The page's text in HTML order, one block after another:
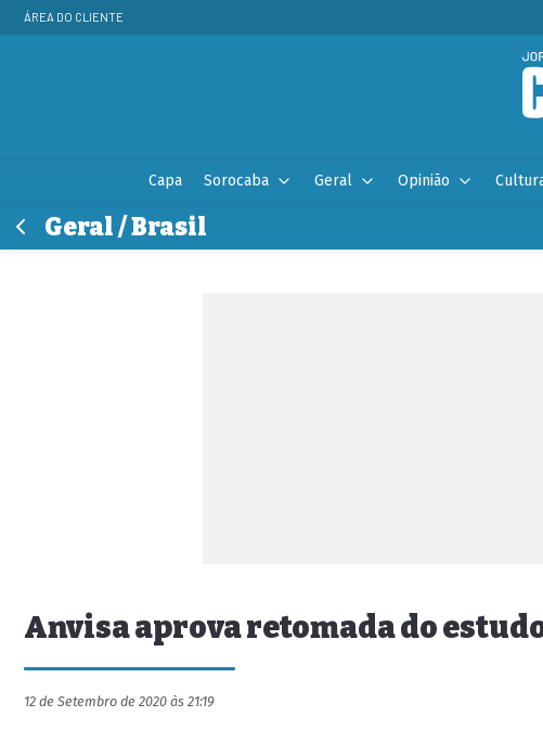
ÁREA DO CLIENTE
Capa Sorocaba Geral Opinião
Geral / Brasil
Anvisa aprova retomada do
12 de Setembro de 2020 às 21:19